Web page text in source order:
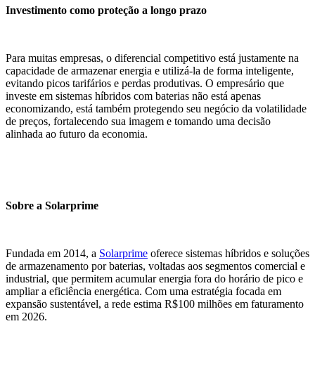
Investimento como proteção a longo prazo
Para muitas empresas, o diferencial competitivo está justamente na
capacidade de armazenar energia e utilizá-la de forma inteligente,
evitando picos tarifários e perdas produtivas. O empresário que
investe em sistemas híbridos com baterias não está apenas
economizando, está também protegendo seu negócio da volatilidade
de preços, fortalecendo sua imagem e tomando uma decisão
alinhada ao futuro da economia.
Sobre a Solarprime
Fundada em 2014, a Solarprime oferece sistemas híbridos e soluções
de armazenamento por baterias, voltadas aos segmentos comercial e
industrial, que permitem acumular energia fora do horário de pico e
ampliar a eficiência energética. Com uma estratégia focada em
expansão sustentável, a rede estima R$100 milhões em faturamento
em 2026.